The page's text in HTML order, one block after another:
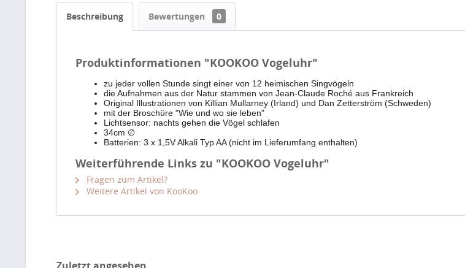
Beschreibung Bewertungen 0
Produktinformationen "KOOKOO Vogeluhr"
zu jeder vollen Stunde singt einer von 12 heimischen Singvögeln
die Aufnahmen aus der Natur stammen von Jean-Claude Roché aus Frankreich
Original Illustrationen von Killian Mullarney (Irland) und Dan Zetterström (Schweden)
mit der Broschüre "Wie und wo sie leben"
Lichtsensor: nachts gehen die Vögel schlafen
34cm ∅
Batterien: 3 x 1,5V Alkali Typ AA (nicht im Lieferumfang enthalten)
Weiterführende Links zu "KOOKOO Vogeluhr"
Fragen zum Artikel?
Weitere Artikel von KooKoo